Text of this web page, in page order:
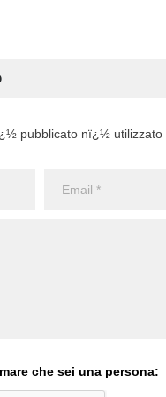
pubblicato nï¿½ utilizzato
che sei una persona: